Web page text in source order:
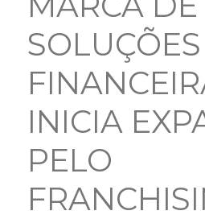
SOLUÇÕES
INICIA
PELO